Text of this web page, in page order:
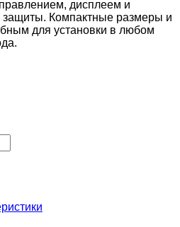
дисплеем и
защиты. Компактные размеры и
для установки в любом